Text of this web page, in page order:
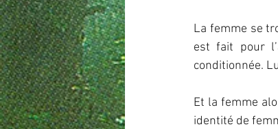
La femme se
est fait pour
conditionnée.
Et la femme
identité de